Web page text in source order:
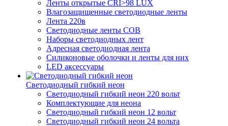
Ленты открытые CRI>98 LUX
Влагозащищенные светодиодные ленты
Лента 220в
Светодиодные ленты COB
Наборы светодиодных лент
Адресная светодиодная лента
Силиконовые оболочки и ленты для них
LED аксессуары
Светодиодный гибкий неон
Светодиодный гибкий неон 220 вольт
Комплектующие для неона
Светодиодный гибкий неон 12 вольт
Светодиодный гибкий неон 24 вольта